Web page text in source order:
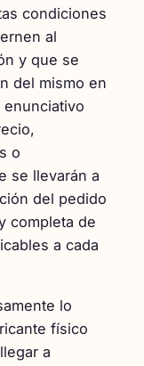
condiciones
al
y que se
del mismo en
enunciativo
o
se llevarán a
del pedido
completa de
a cada
lo
físico
a